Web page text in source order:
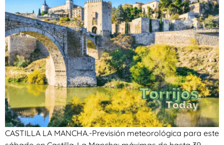
CASTILLA LA MANCHA.-Previsión meteorológica para este